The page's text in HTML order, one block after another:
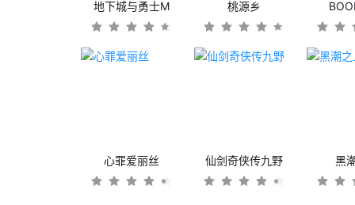
地下城与勇士M 桃源乡
心罪爱丽丝 仙剑奇侠传九野 黑